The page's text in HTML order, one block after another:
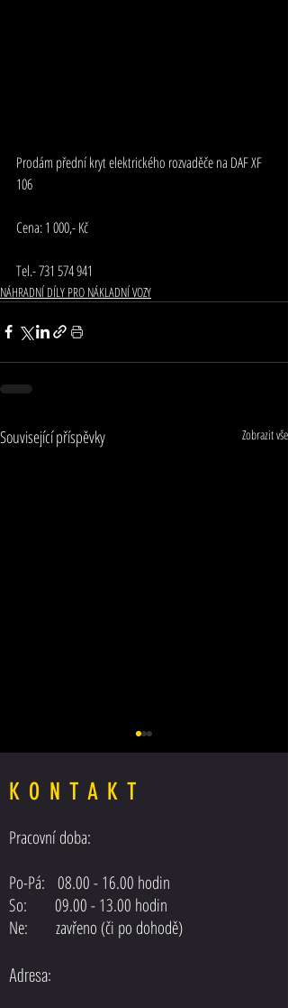
Prodám přední kryt elektrického rozvaděče na DAF XF
106
Cena: 1 000,- Kč
Tel.- 731 574 941
NÁHRADNÍ DÍLY PRO NÁKLADNÍ VOZY
Související příspěvky Zobrazit vše
Posilovač řízení DAF XF 105 EEV
EURO5
KONTAKT
Pracovní doba:
Po-Pá: 08.00 - 16.00 hodin
So: 09.00 - 13.00 hodin
Ne: zavřeno (či po dohodě)
Adresa: